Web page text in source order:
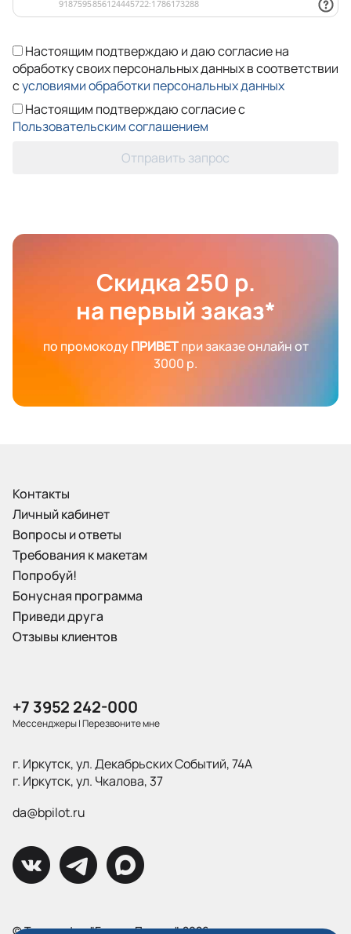
Настоящим подтверждаю и даю согласие на
обработку своих персональных данных в соответствии
сусловиями обработки персональных данных
Настоящим подтверждаю согласие с
Пользовательским соглашением
Отправить запрос
Скидка 250 р.
на первый заказ*
по промокодуПРИВЕТпри заказе онлайн от
3000 р.
Контакты
Личный кабинет
Вопросы и ответы
Требования к макетам
Попробуй!
Бонусная программа
Приведи друга
Отзывы клиентов
+7 3952 242-000
Мессенджеры|Перезвоните мне
г. Иркутск, ул. Декабрьских Событий, 74А
г. Иркутск, ул. Чкалова, 37
da@bpilot.ru
© Типография "Братья Пилоты", 2026